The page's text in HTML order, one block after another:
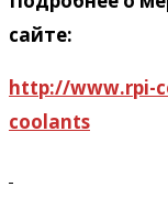
сайте:
http://www.rpi-
coolants